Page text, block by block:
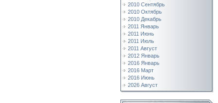
2010 Сентябрь
2010 Октябрь
2010 Декабрь
2011 Январь
2011 Июнь
2011 Июль
2011 Август
2012 Январь
2016 Январь
2016 Март
2016 Июнь
2026 Август